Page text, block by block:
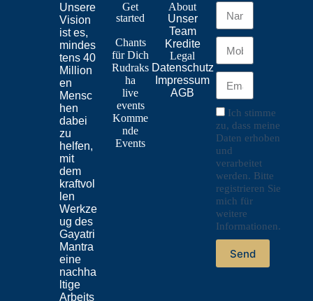
Unsere
Vision
ist es,
mindes
tens 40
Million
en
Mensc
hen
dabei
zu
helfen,
mit
dem
kraftvol
len
Werkze
ug des
Gayatri
Mantra
eine
nachha
ltige
Arbeits
Get
started
Chants
für Dich
Rudraks
ha
live
events
Komme
nde
Events
About
Unser
Team
Kredite
Legal
Datenschutz
Impressum
AGB
Ich stimme
zu, dass meine
Daten erhoben
und
verarbeitet
werden. Bitte
registrieren Sie
mich für
weitere
Informationen.
Send